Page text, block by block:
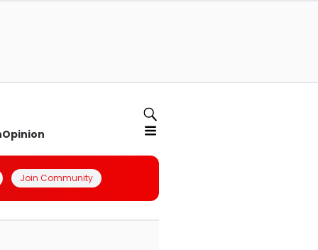
Opinion
Join Community